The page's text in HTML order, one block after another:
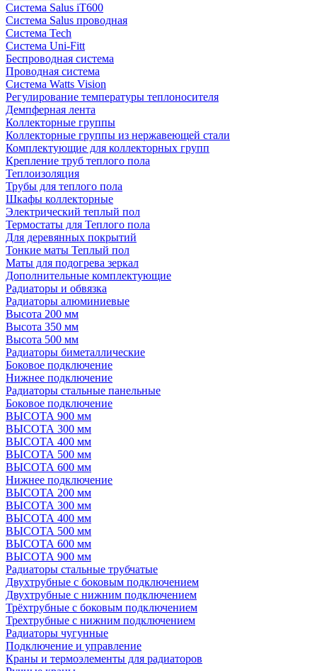
Система Salus iT600
Система Salus проводная
Система Tech
Система Uni-Fitt
Беспроводная система
Проводная система
Система Watts Vision
Регулирование температуры теплоносителя
Демпферная лента
Коллекторные группы
Коллекторные группы из нержавеющей стали
Комплектующие для коллекторных групп
Крепление труб теплого пола
Теплоизоляция
Трубы для теплого пола
Шкафы коллекторные
Электрический теплый пол
Термостаты для Теплого пола
Для деревянных покрытий
Тонкие маты Теплый пол
Маты для подогрева зеркал
Дополнительные комплектующие
Радиаторы и обвязка
Радиаторы алюминиевые
Высота 200 мм
Высота 350 мм
Высота 500 мм
Радиаторы биметаллические
Боковое подключение
Нижнее подключение
Радиаторы стальные панельные
Боковое подключение
ВЫСОТА 900 мм
ВЫСОТА 300 мм
ВЫСОТА 400 мм
ВЫСОТА 500 мм
ВЫСОТА 600 мм
Нижнее подключение
ВЫСОТА 200 мм
ВЫСОТА 300 мм
ВЫСОТА 400 мм
ВЫСОТА 500 мм
ВЫСОТА 600 мм
ВЫСОТА 900 мм
Радиаторы стальные трубчатые
Двухтрубные с боковым подключением
Двухтрубные с нижним подключением
Трёхтрубные с боковым подключением
Трехтрубные с нижним подключением
Радиаторы чугунные
Подключение и управление
Краны и термоэлементы для радиаторов